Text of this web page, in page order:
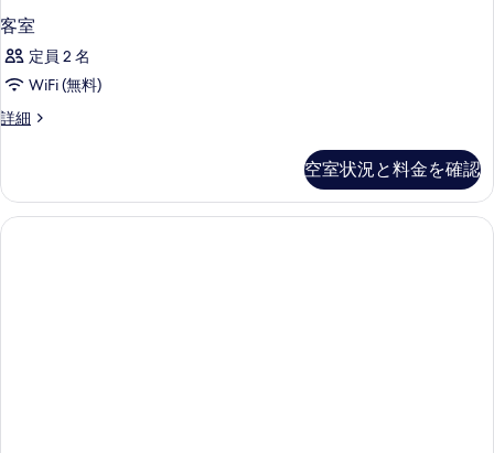
客室
定員 2 名
WiFi (無料)
詳細
客
細
空室状況と料金を確認